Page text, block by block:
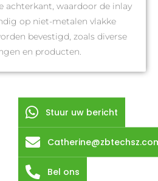
achterkant, waardoor de inlay
op niet-metalen vlakke
bevestigd, zoals diverse
en producten.
Stuur uw bericht
Bel ons